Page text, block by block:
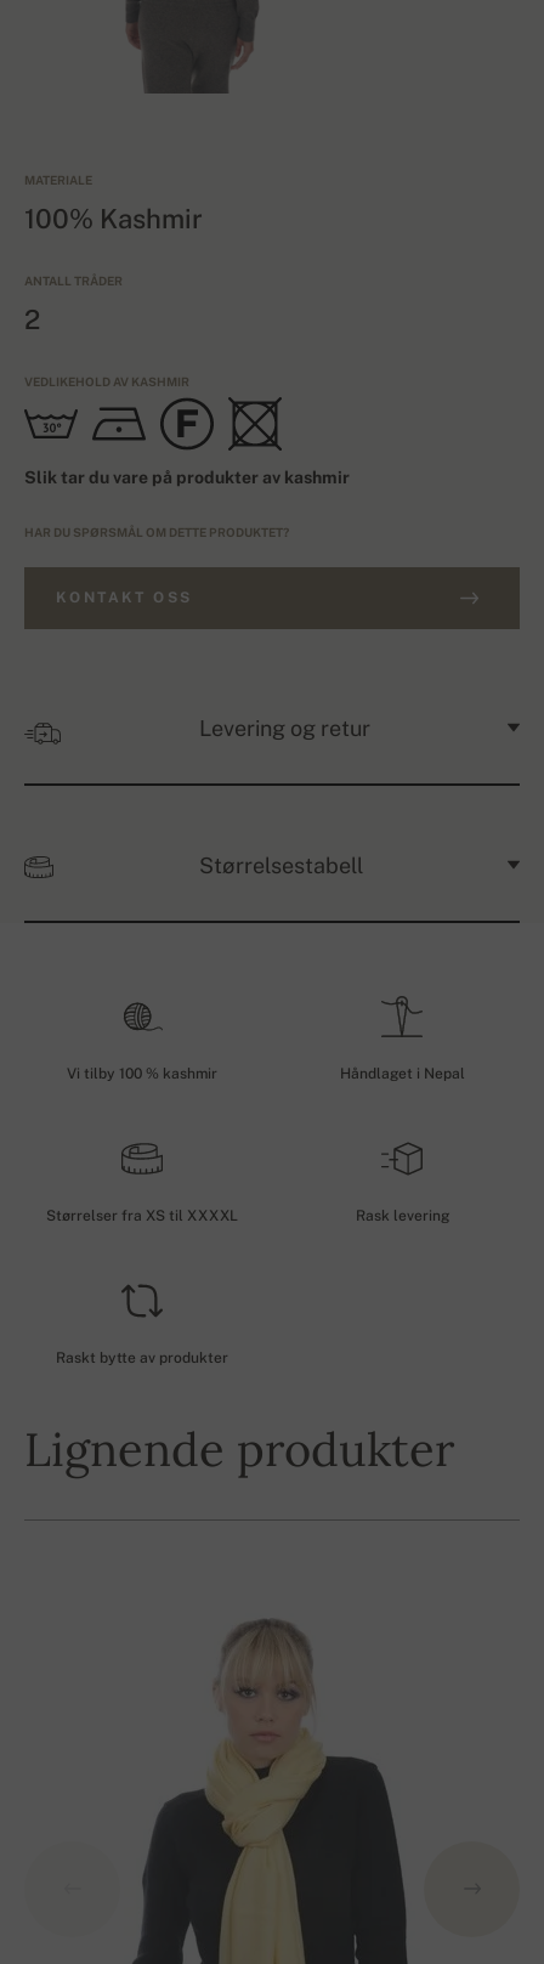
MATERIALE
100% Kashmir
ANTALL TRÅDER
2
VEDLIKEHOLD AV KASHMIR
Slik tar du vare på produkter av kashmir
HAR DU SPØRSMÅL OM DETTE PRODUKTET?
KONTAKT OSS
Levering og retur
Størrelsestabell
Vi tilby 100 % kashmir Håndlaget i Nepal
Størrelser fra XS til XXXXL Rask levering
Raskt bytte av produkter
Lignende produkter